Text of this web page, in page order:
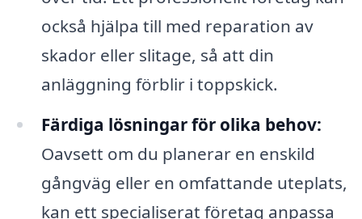
också hjälpa till med reparation av
skador eller slitage, så att din
anläggning förblir i toppskick.
Färdiga lösningar för olika behov:
Oavsett om du planerar en enskild
gångväg eller en omfattande uteplats,
kan ett specialiserat företag anpassa